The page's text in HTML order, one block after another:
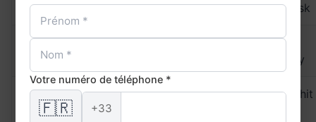
used to hedge risk
Volatility
Market volatility
increased sharply
Stock index Indice boursier
The stock index hit
Votre numéro de téléphone *
🇫🇷 +33